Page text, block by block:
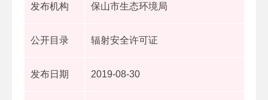
发布机构 保山市生态环境局
公开目录 辐射安全许可证
发布日期 2019-08-30